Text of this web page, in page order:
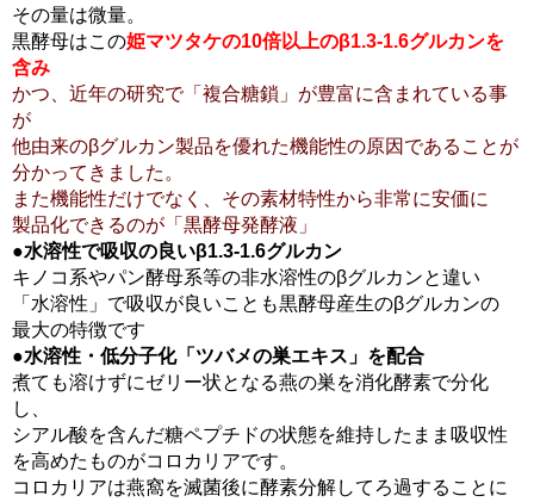
その量は微量。
黒酵母はこの姫マツタケの10倍以上のβ1.3-1.6グルカンを
含み
かつ、近年の研究で「複合糖鎖」が豊富に含まれている事
が
他由来のβグルカン製品を優れた機能性の原因であることが
分かってきました。
また機能性だけでなく、その素材特性から非常に安価に
製品化できるのが「黒酵母発酵液」
●水溶性で吸収の良いβ1.3-1.6グルカン
キノコ系やパン酵母系等の非水溶性のβグルカンと違い
「水溶性」で吸収が良いことも黒酵母産生のβグルカンの
最大の特徴です
●水溶性・低分子化「ツバメの巣エキス」を配合
煮ても溶けずにゼリー状となる燕の巣を消化酵素で分化
し、
シアル酸を含んだ糖ペプチドの状態を維持したまま吸収性
を高めたものがコロカリアです。
コロカリアは燕窩を滅菌後に酵素分解してろ過することに